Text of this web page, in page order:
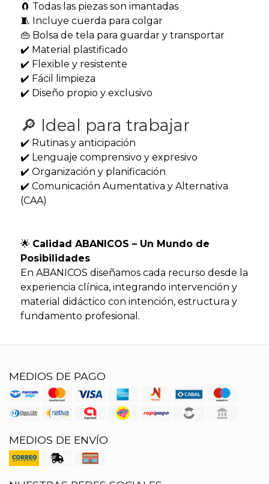
🧲 Todas las piezas son imantadas
🧵 Incluye cuerda para colgar
👜 Bolsa de tela para guardar y transportar
✔️ Material plastificado
✔️ Flexible y resistente
✔️ Fácil limpieza
✔️ Diseño propio y exclusivo
🔎 Ideal para trabajar
✔️ Rutinas y anticipación
✔️ Lenguaje comprensivo y expresivo
✔️ Organización y planificación
✔️ Comunicación Aumentativa y Alternativa
(CAA)
🌟 Calidad ABANICOS – Un Mundo de
Posibilidades
En ABANICOS diseñamos cada recurso desde la
experiencia clínica, integrando intervención y
material didáctico con intención, estructura y
fundamento profesional.
MEDIOS DE PAGO
MEDIOS DE ENVÍO